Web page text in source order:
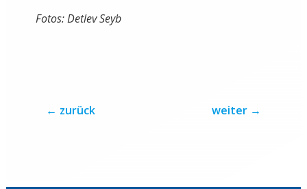
Fotos: Detlev Seyb
← zurück weiter →